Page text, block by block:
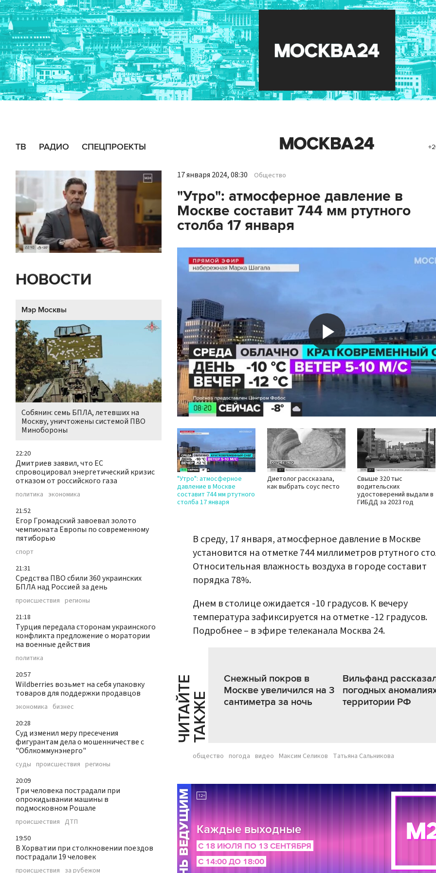
ТВ РАДИО СПЕЦПРОЕКТЫ
НОВОСТИ
Мэр Москвы
Собянин: семь БПЛА, летевших на
Москву, уничтожены системой ПВО
Минобороны
22:20
Дмитриев заявил, что ЕС
спровоцировал энергетический кризис
отказом от российского газа
политика экономика
21:52
Егор Громадский завоевал золото
чемпионата Европы по современному
пятиборью
спорт
21:31
Средства ПВО сбили 360 украинских
БПЛА над Россией за день
происшествия регионы
21:18
Турция передала сторонам украинского
конфликта предложение о моратории
на военные действия
политика
20:57
Wildberries возьмет на себя упаковку
товаров для поддержки продавцов
экономика бизнес
20:28
Суд изменил меру пресечения
фигурантам дела о мошенничестве с
"Облкоммунэнерго"
суды происшествия регионы
20:09
Три человека пострадали при
опрокидывании машины в
подмосковном Рошале
происшествия ДТП
19:50
В Хорватии при столкновении поездов
пострадали 19 человек
происшествия за рубежом
17 января 2024, 08:30 Общество
"Утро": атмосферное давление в
Москве составит 744 мм ртутного
столба 17 января
Play
Video
"Утро": атмосферное
давление в Москве
составит 744 мм ртутного
столба 17 января
Диетолог рассказала,
как выбрать соус песто
Свыше 320 тыс
водительских
удостоверений выдали в
ГИБДД за 2023 год
В среду, 17 января, атмосферное давление в Москве
установится на отметке 744 миллиметров ртутного
Относительная влажность воздуха в городе составит
порядка 78%.
Днем в столице ожидается -10 градусов. К вечеру
температура зафиксируется на отметке -12 градусов.
Подробнее – в эфире телеканала Москва 24.
Ч
И
Т
АЙ
Т
Е
Т
А
К
ЖЕ
Снежный покров в
Москве увеличился на 3
сантиметра за ночь
Вильфанд
погодных
территории РФ
общество погода видео Максим Селиков Татьяна Сальникова